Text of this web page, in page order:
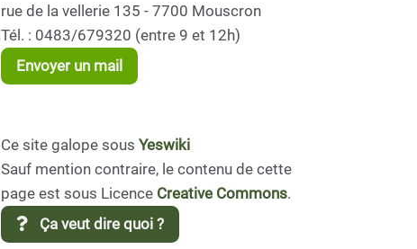
rue de la vellerie 135 - 7700 Mouscron
Tél. : 0483/679320 (entre 9 et 12h)
Envoyer un mail
Ce site galope sous Yeswiki
Sauf mention contraire, le contenu de cette
page est sous Licence Creative Commons.
Ça veut dire quoi ?